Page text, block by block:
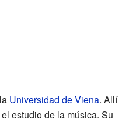
Universidad de Viena. Allí
estudio de la música. Su